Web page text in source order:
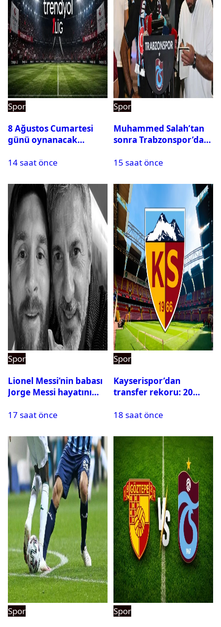
Spor
8 Ağustos Cumartesi
günü oynanacak
14 saat önce
Spor
Muhammed Salah’tan
sonra Trabzonspor’dan
15 saat önce
Spor
Lionel Messi’nin babası
Jorge Messi hayatını
17 saat önce
Spor
Kayserispor’dan
transfer rekoru: 20
18 saat önce
Spor
Spor